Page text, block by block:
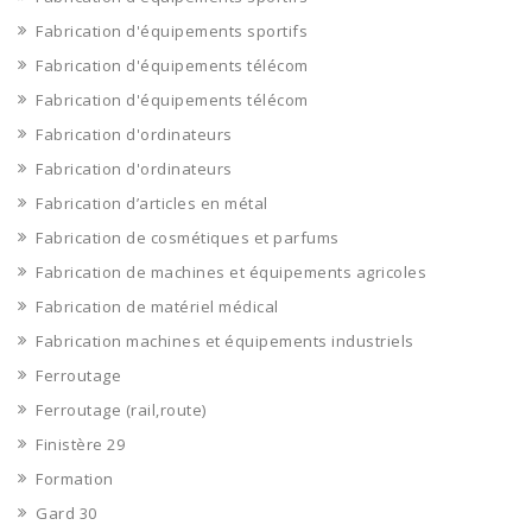
Fabrication d'équipements sportifs
Fabrication d'équipements télécom
Fabrication d'équipements télécom
Fabrication d'ordinateurs
Fabrication d'ordinateurs
Fabrication d’articles en métal
Fabrication de cosmétiques et parfums
Fabrication de machines et équipements agricoles
Fabrication de matériel médical
Fabrication machines et équipements industriels
Ferroutage
Ferroutage (rail,route)
Finistère 29
Formation
Gard 30